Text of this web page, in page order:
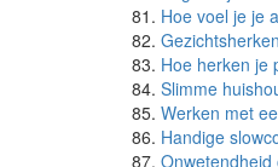
Hoe voel je je
Hoe herken je
Slimme
Werken met
Handige